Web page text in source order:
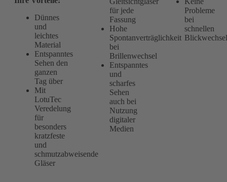
Dünnes
und
leichtes
Material
Entspanntes
Sehen den
ganzen
Tag über
Mit
LotuTec
Veredelung
für
besonders
kratzfeste
und
schmutzabweisende
Gläser
für jede
Fassung
Hohe
Spontanverträglichkeit
bei
Brillenwechsel
Entspanntes
und
scharfes
Sehen
auch bei
Nutzung
digitaler
Medien
Probleme
bei
schnellen